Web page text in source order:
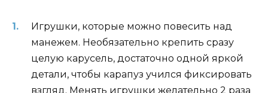
Игрушки, которые можно повесить над
манежем. Необязательно крепить сразу
целую карусель, достаточно одной яркой
детали, чтобы карапуз учился фиксировать
взгляд. Менять игрушки желательно 2 раза